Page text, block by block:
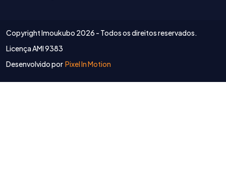
Copyright Imoukubo 2026 - Todos os direitos reservados.
Licença AMI 9383
Desenvolvido por Pixel In Motion